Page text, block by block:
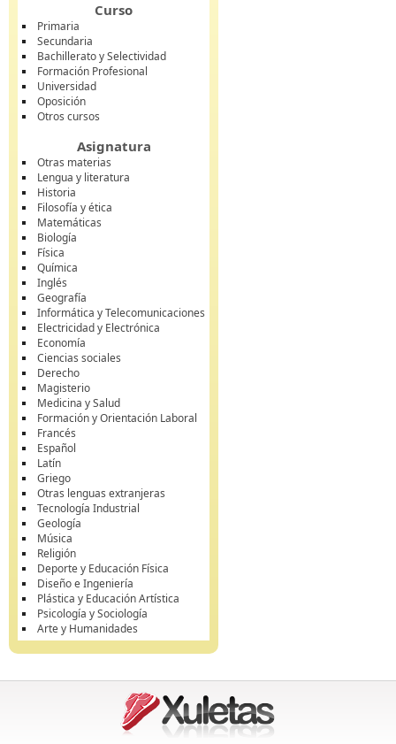
Curso
Primaria
Secundaria
Bachillerato y Selectividad
Formación Profesional
Universidad
Oposición
Otros cursos
Asignatura
Otras materias
Lengua y literatura
Historia
Filosofía y ética
Matemáticas
Biología
Física
Química
Inglés
Geografía
Informática y Telecomunicaciones
Electricidad y Electrónica
Economía
Ciencias sociales
Derecho
Magisterio
Medicina y Salud
Formación y Orientación Laboral
Francés
Español
Latín
Griego
Otras lenguas extranjeras
Tecnología Industrial
Geología
Música
Religión
Deporte y Educación Física
Diseño e Ingeniería
Plástica y Educación Artística
Psicología y Sociología
Arte y Humanidades